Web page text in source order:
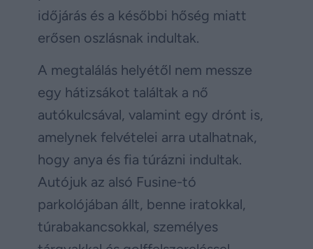
időjárás és a későbbi hőség miatt
erősen oszlásnak indultak.
A megtalálás helyétől nem messze
egy hátizsákot találtak a nő
autókulcsával, valamint egy drónt is,
amelynek felvételei arra utalhatnak,
hogy anya és fia túrázni indultak.
Autójuk az alsó Fusine-tó
parkolójában állt, benne iratokkal,
túrabakancsokkal, személyes